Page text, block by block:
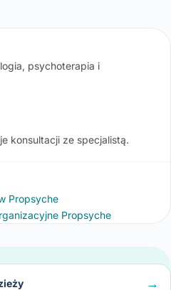
psychoterapia i
konsultacji ze specjalistą.
Propsyche
Propsyche